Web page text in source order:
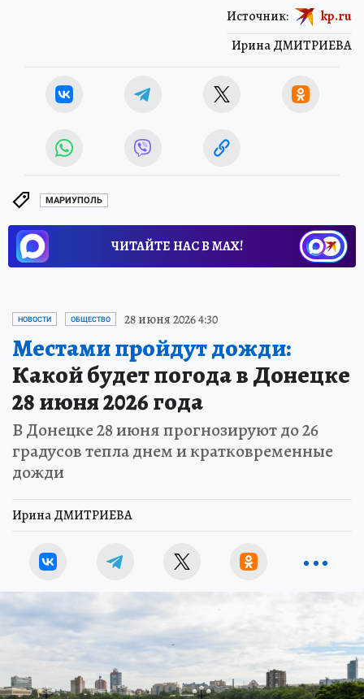
Ирина ДМИТРИЕВА
Источник: kp.ru
МАРИУПОЛЬ
ЧИТАЙТЕ НАС В МАХ!
НОВОСТИ ОБЩЕСТВО 28 июня 2026 4:30
Местами пройдут дожди:
Какой будет погода в Донецке
28 июня 2026 года
В Донецке 28 июня прогнозируют до 26
градусов тепла днем и кратковременные
дожди
Ирина ДМИТРИЕВА